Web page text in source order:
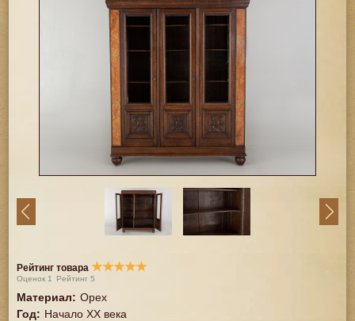
Рейтинг товара★★★★★
Оценок 1 Рейтинг5
Материал: Орех
Год: Начало XX века